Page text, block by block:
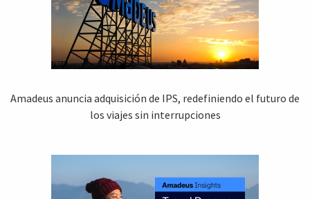
Amadeus anuncia adquisición de IPS, redefiniendo el futuro de
los viajes sin interrupciones